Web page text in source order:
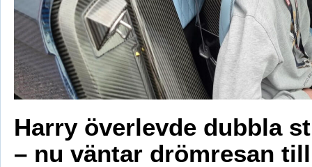
Harry överlevde dubbla
– nu väntar drömresan